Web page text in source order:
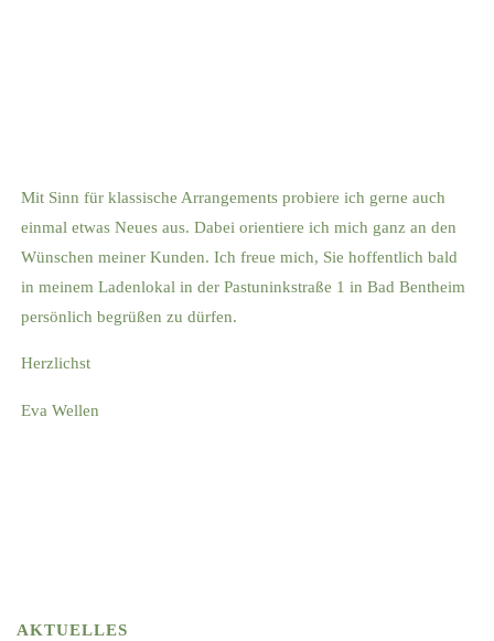
Mit Sinn für klassische Arrangements probiere ich gerne auch
einmal etwas Neues aus. Dabei orientiere ich mich ganz an den
Wünschen meiner Kunden. Ich freue mich, Sie hoffentlich bald
in meinem Ladenlokal in der Pastuninkstraße 1 in Bad Bentheim
persönlich begrüßen zu dürfen.
Herzlichst
Eva Wellen
AKTUELLES